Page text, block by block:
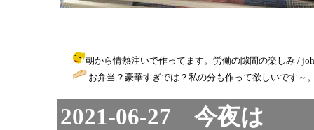
朝から情熱注いで作ってます。労働の隙間の楽しみ /
お弁当？豪華すぎでは？私の分も作って欲しいです～
2021-06-27 今夜は